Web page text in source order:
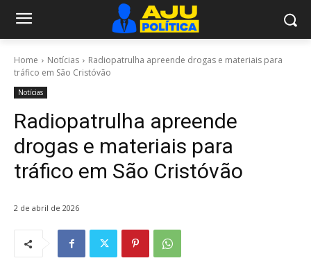
Home Notícias
Radiopatrulha apreende drogas e materiais para
tráfico em São Cristóvão
Notícias
Radiopatrulha apreende
drogas e materiais para
tráfico em São Cristóvão
2 de abril de 2026